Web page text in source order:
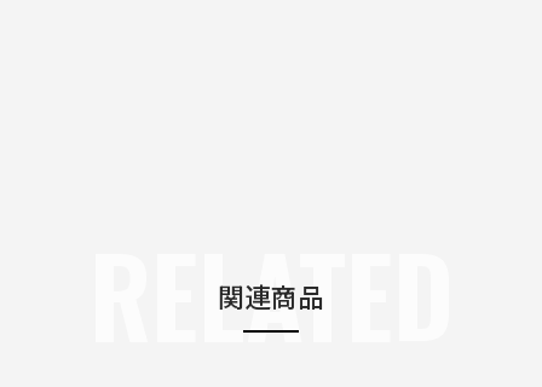
関連商品
RELATED